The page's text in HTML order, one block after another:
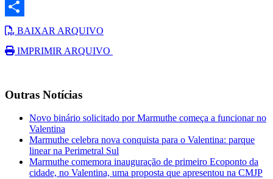
Copy
Link
ShareBAIXAR ARQUIVO
IMPRIMIR ARQUIVO
Outras Notícias
Novo binário solicitado por Marmuthe começa a funcionar no
Valentina
Marmuthe celebra nova conquista para o Valentina: parque
linear na Perimetral Sul
Marmuthe comemora inauguração de primeiro Ecoponto da
cidade, no Valentina, uma proposta que apresentou na CMJP